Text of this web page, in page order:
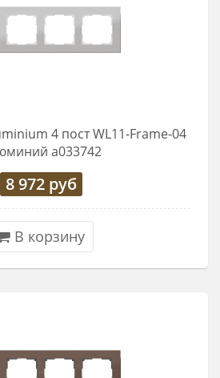
4 пост WL11-Frame-04
a033742
8 972руб
В корзину